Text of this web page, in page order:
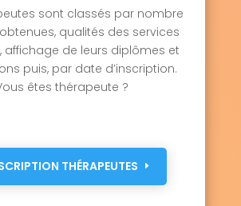
sont classés par nombre
qualités des services
affichage de leurs diplômes et
puis, par date d’inscription.
êtes thérapeute ?
THÉRAPEUTES